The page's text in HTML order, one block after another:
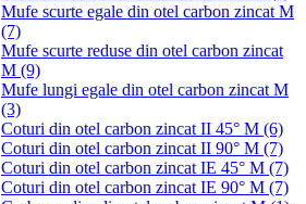
Mufe scurte egale din otel carbon zincat M
(7)
Mufe scurte reduse din otel carbon zincat
M (9)
Mufe lungi egale din otel carbon zincat M
(3)
Coturi din otel carbon zincat II 45° M (6)
Coturi din otel carbon zincat II 90° M (7)
Coturi din otel carbon zincat IE 45° M (7)
Coturi din otel carbon zincat IE 90° M (7)